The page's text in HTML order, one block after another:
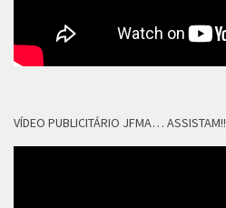
VÍDEO PUBLICITÁRIO JFMA… ASSISTAM!!